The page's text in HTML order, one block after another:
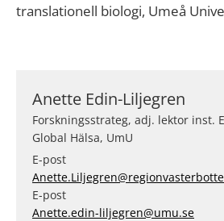
translationell biologi, Umeå
Anette Edin-Liljegren
Forskningsstrateg, adj. lektor inst.
Global Hälsa, UmU
E-post
E-post
Anette.edin-liljegren@umu.se